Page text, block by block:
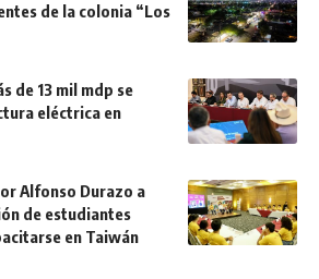
de la colonia “Los
de 13 mil mdp se
eléctrica en
Alfonso Durazo a
de estudiantes
en Taiwán